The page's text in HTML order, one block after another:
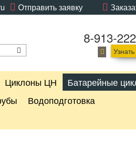
Отправить заявку
8-913-
Циклоны ЦН
Батарейные
Водоподготовка